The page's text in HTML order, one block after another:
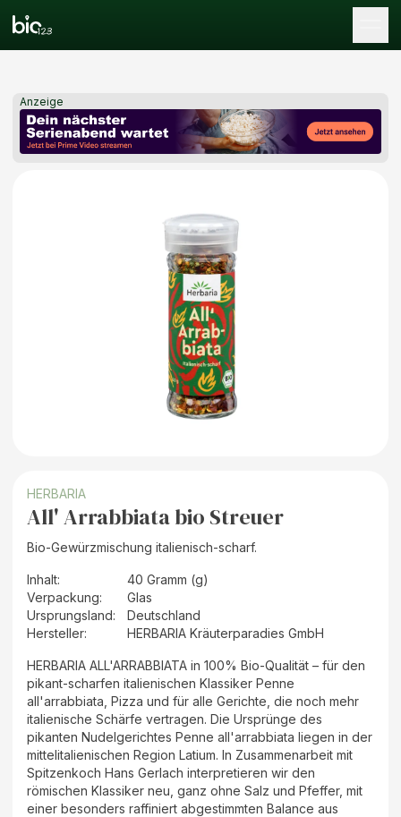
Anzeige
HERBARIA
All' Arrabbiata bio Streuer
Bio-Gewürzmischung italienisch-scharf.
Inhalt:
40 Gramm (g)
Verpackung:
Glas
Ursprungsland:
Deutschland
Hersteller: HERBARIA Kräuterparadies GmbH
HERBARIA ALL'ARRABBIATA in 100% Bio-Qualität – für den
pikant-scharfen italienischen Klassiker Penne
all'arrabbiata, Pizza und für alle Gerichte, die noch mehr
italienische Schärfe vertragen. Die Ursprünge des
pikanten Nudelgerichtes Penne all'arrabbiata liegen in der
mittelitalienischen Region Latium. In Zusammenarbeit mit
Spitzenkoch Hans Gerlach interpretieren wir den
römischen Klassiker neu, ganz ohne Salz und Pfeffer, mit
einer besonders raffiniert abgestimmten Balance aus